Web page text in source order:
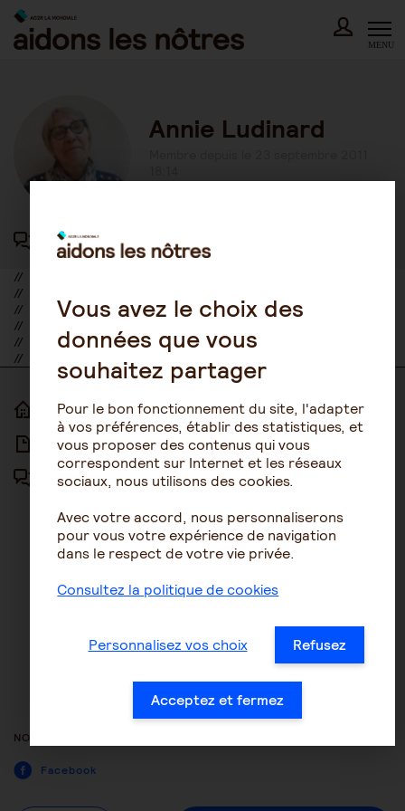
Skip
content
MENU
Annie Ludinard
417 participations au forum
//
//
//
//
//
//
ACCUEIL
ARTICLES
FORUM
ACCESSIBILITÉ
NOUS CONTACTER
MENTIONS LÉGALES
PLAN DU SITE
CONDITIONS GÉNÉRALES
GESTION DES COOKIES
ACCESSIBILITÉ : NON
CONFORME
NOUS SUIVRE
Facebook
Vous avez le choix des
données que vous
souhaitez partager
Pour le bon fonctionnement du site, l'adapter
à vos préférences, établir des statistiques, et
vous proposer des contenus qui vous
correspondent sur Internet et les réseaux
sociaux, nous utilisons des cookies.
Avec votre accord, nous personnaliserons
pour vous votre expérience de navigation
dans le respect de votre vie privée.
Consultez la politique de cookies
Personnalisez vos choix Refusez
Acceptez et fermez